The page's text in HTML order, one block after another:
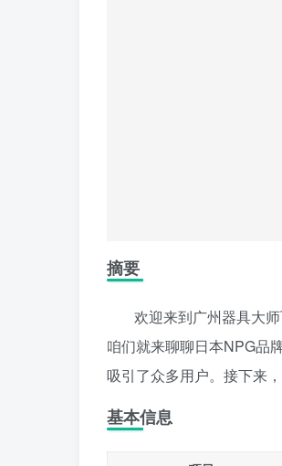
摘要
欢迎来到广州器具大
咱们就来聊聊日本NPG品
吸引了众多用户。接下来
基本信息